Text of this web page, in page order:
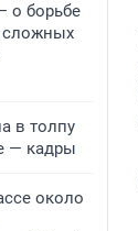
о борьбе
сложных
в толпу
— кадры
около